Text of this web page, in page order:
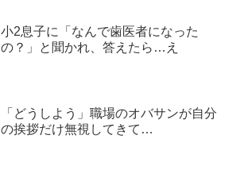
小2息子に「なんで歯医者になった
の？」と聞かれ、答えたら…え
「どうしよう」職場のオバサンが自分
の挨拶だけ無視してきて…